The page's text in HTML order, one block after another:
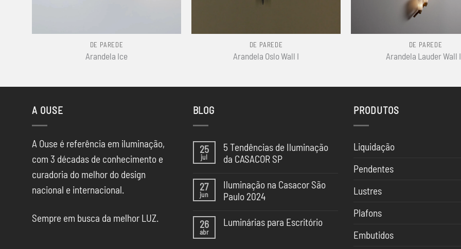
DE PAREDE
Arandela Ice
DE PAREDE
Arandela Oslo Wall I
DE PAREDE
Arandela Lauder Wall
A OUSE
A Ouse é referência em iluminação,
com 3 décadas de conhecimento e
curadoria do melhor do design
nacional e internacional.
Sempre em busca da melhor LUZ.
BLOG
25
jul
5 Tendências de Iluminação
da CASACOR SP
comentário
em
5
Iluminação
da
27
jun
Iluminação na Casacor São
Paulo 2024
comentário
em
26
abr
Luminárias para Escritório
PRODUTOS
Liquidação
Pendentes
Lustres
Plafons
Embutidos